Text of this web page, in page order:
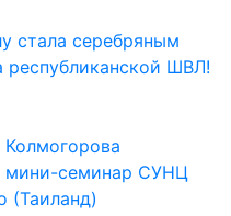
стала серебряным
республиканской ШВЛ!
мини-семинар СУНЦ
(Таиланд)